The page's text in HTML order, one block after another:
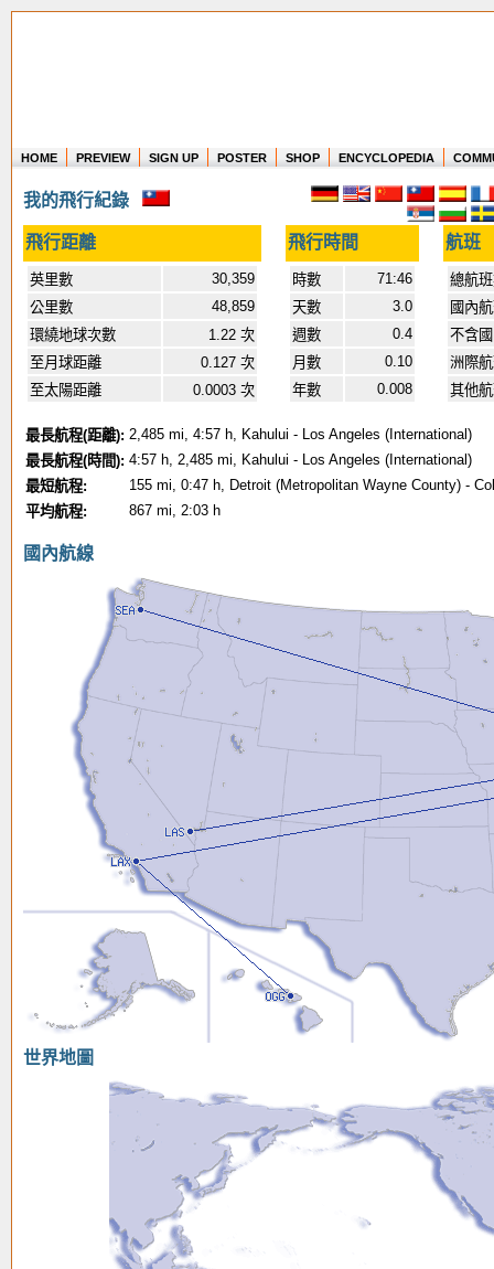
Where in the world have you flown?
How long have you been in the air?
Create your own FlightMemory and see!
HOME PREVIEW SIGN UP POSTER SHOP ENCYCLOPEDIA
我的飛行紀錄
飛行距離 飛行時間 航班
英里數
30,359
公里數
48,859
環繞地球次數
1.22 次
至月球距離
0.127 次
至太陽距離
0.0003 次
時數
71:46
天數
3.0
週數
0.4
月數
0.10
年數
0.008
總航
國內
不含
洲際
其他
最長航程(距離): 2,485 mi, 4:57 h, Kahului - Los Angeles (International)
最長航程(時間): 4:57 h, 2,485 mi, Kahului - Los Angeles (International)
最短航程:
155 mi, 0:47 h, Detroit (Metropolitan Wayne County) -
平均航程:
867 mi, 2:03 h
國內航線
世界地圖